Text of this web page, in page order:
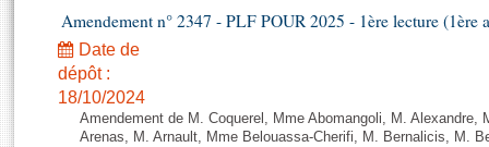
Propositions de loi
Amendements
Textes adoptés
Rapports d'information
Histoire
Juniors
Anciennes législatures
Liens vers les sites publics
Photos libres de droit
Amendement n° 2347 - PLF POUR 2025 - 1ère lecture (1ère
Date de
dépôt :
18/10/2024
Amendement de M. Coquerel, Mme Abomangoli, M. Alexandre,
Arenas, M. Arnault, Mme Belouassa-Cherifi, M. Bernalicis, M.